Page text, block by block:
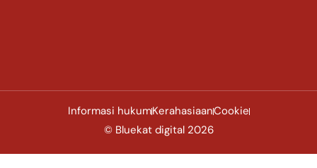
Informasi hukumKerahasiaanCookie
© Bluekat digital 2026